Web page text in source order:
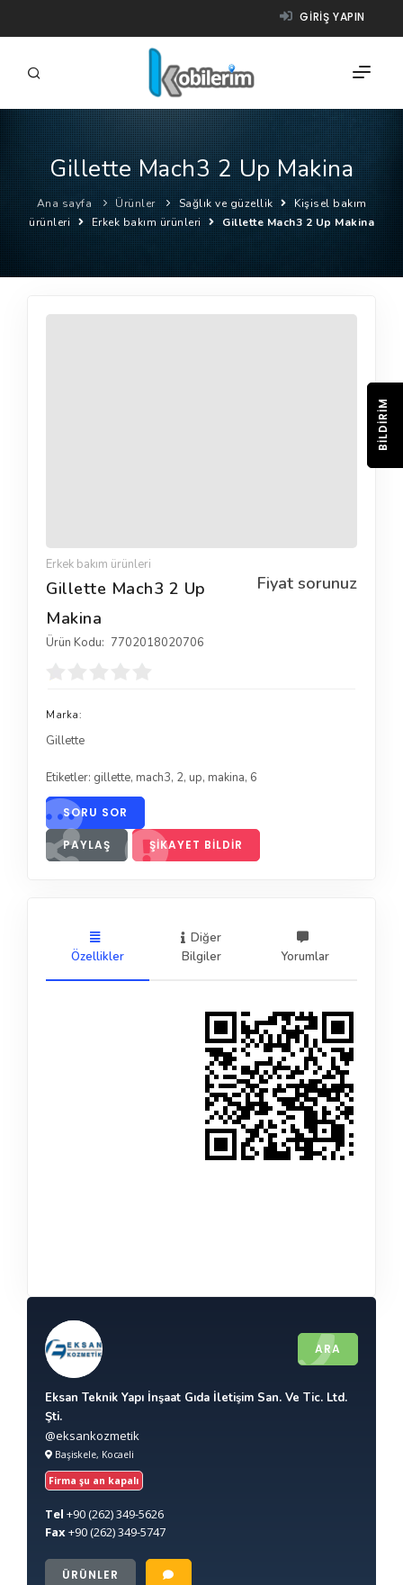
GIRIŞ YAPIN
FIRMALAR
ÜRÜNLER
NASIL ÇALIŞIR?
Gillette Mach3 2 Up Makina
Ana sayfa Ürünler Sağlık ve güzellik
Kişisel bakım
ürünleri
Erkek bakım ürünleri Gillette Mach3 2 Up Makina
Erkek bakım ürünleri
Fiyat sorunuz
Gillette Mach3 2 Up
Makina
Ürün Kodu: 7702018020706
Marka:
Gillette
Etiketler: gillette, mach3, 2, up, makina, 6
SORU SOR
PAYLAŞ ŞIKAYET BILDIR
Özellikler
Diğer
Bilgiler
Yorumlar
ARA
Eksan Teknik Yapı İnşaat Gıda İletişim San. Ve Tic. Ltd.
Şti.
@eksankozmetik
Başiskele, Kocaeli
Firma şu an kapalı
Tel +90(262) 349-5626
Fax+90(262) 349-5747
ÜRÜNLER
BILDIRIM